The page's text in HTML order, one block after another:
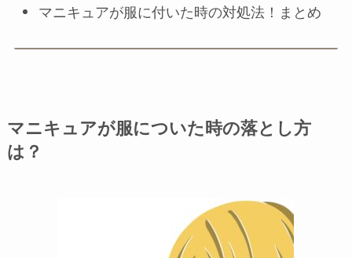
マニキュアが服に付いた時の対処法！まとめ
マニキュアが服についた時の落とし方
は？